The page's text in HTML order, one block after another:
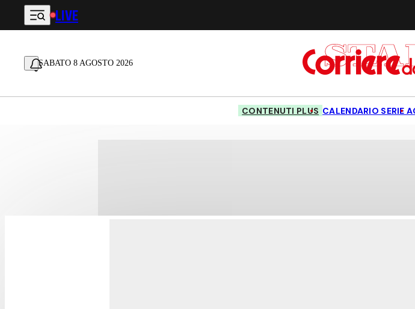
Vai al contenuto principale
LIVE
SABATO 8 AGOSTO 2026
CONTENUTI PLUS CALENDARIO SERIE A